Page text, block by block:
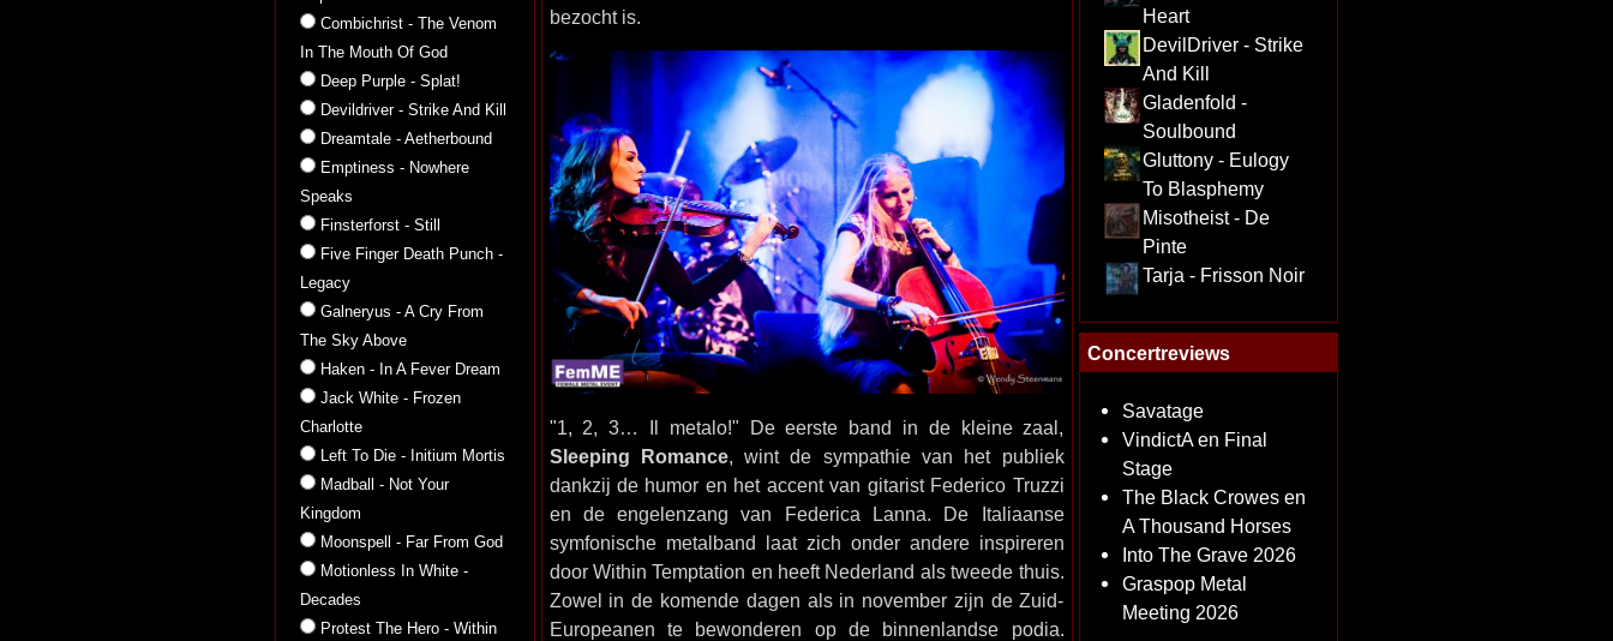
Combichrist - The Venom
In The Mouth Of God
Deep Purple - Splat!
Devildriver - Strike And Kill
Dreamtale - Aetherbound
Emptiness - Nowhere
Speaks
Finsterforst - Still
Five Finger Death Punch -
Legacy
Galneryus - A Cry From
The Sky Above
Haken - In A Fever Dream
Jack White - Frozen
Charlotte
Left To Die - Initium Mortis
Madball - Not Your
Kingdom
Moonspell - Far From God
Motionless In White -
Decades
Protest The Hero - Within
bezocht is.
"1, 2, 3… Il metalo!" De eerste band in de kleine zaal,
Sleeping Romance, wint de sympathie van het publiek
dankzij de humor en het accent van gitarist Federico Truzzi
en de engelenzang van Federica Lanna. De Italiaanse
symfonische metalband laat zich onder andere inspireren
door Within Temptation en heeft Nederland als tweede thuis.
Zowel in de komende dagen als in november zijn de Zuid-
Europeanen te bewonderen op de binnenlandse podia.
Heart
DevilDriver - Strike
And Kill
Gladenfold -
Soulbound
Gluttony - Eulogy
To Blasphemy
Misotheist - De
Pinte
Tarja - Frisson Noir
Concertreviews
Savatage
VindictA en Final
Stage
The Black Crowes en
A Thousand Horses
Into The Grave 2026
Graspop Metal
Meeting 2026